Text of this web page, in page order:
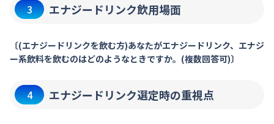
3 エナジードリンク飲用場面
〔(エナジードリンクを飲む方)あなたがエナジードリンク、エナジ
ー系飲料を飲むのはどのようなときですか。(複数回答可)〕
4 エナジードリンク選定時の重視点